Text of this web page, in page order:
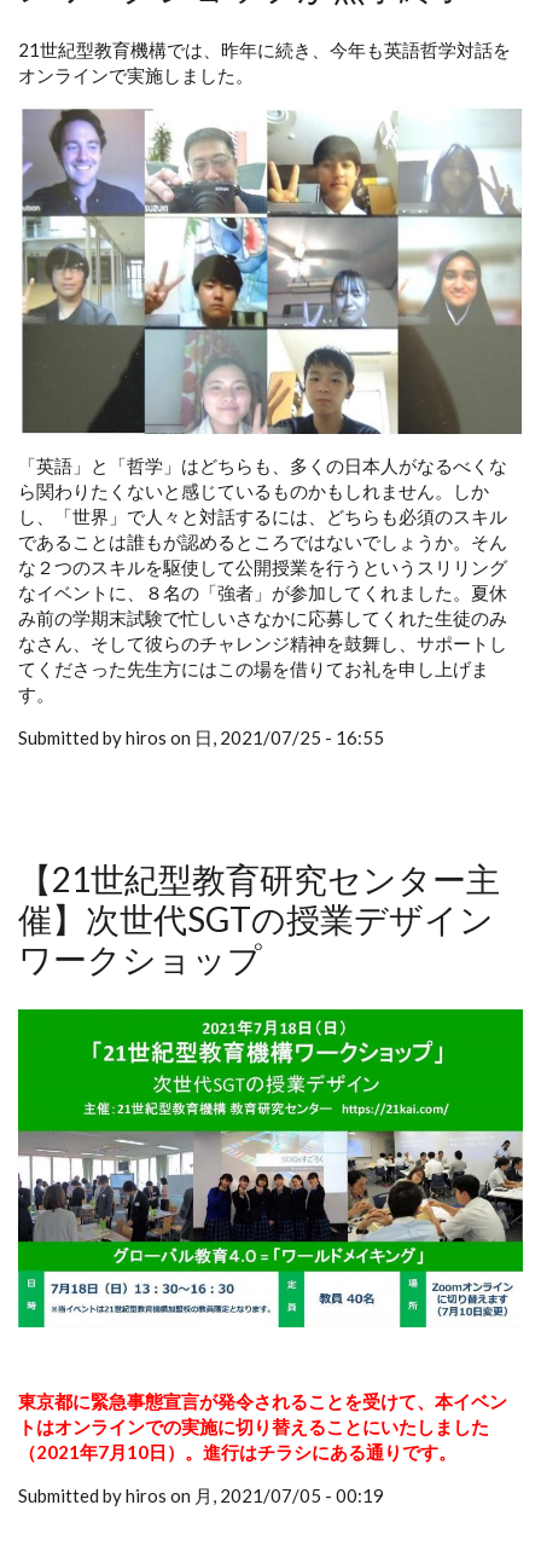
21世紀型教育機構では、昨年に続き、今年も英語哲学対話を
オンラインで実施しました。
「英語」と「哲学」はどちらも、多くの日本人がなるべくな
ら関わりたくないと感じているものかもしれません。しか
し、「世界」で人々と対話するには、どちらも必須のスキル
であることは誰もが認めるところではないでしょうか。そん
な２つのスキルを駆使して公開授業を行うというスリリング
なイベントに、８名の「強者」が参加してくれました。夏休
み前の学期末試験で忙しいさなかに応募してくれた生徒のみ
なさん、そして彼らのチャレンジ精神を鼓舞し、サポートし
てくださった先生方にはこの場を借りてお礼を申し上げま
す。
Submitted by hiros on 日, 2021/07/25 - 16:55
【21世紀型教育研究センター主
催】次世代SGTの授業デザイン
ワークショップ
東京都に緊急事態宣言が発令されることを受けて、本イベン
トはオンラインでの実施に切り替えることにいたしました
（2021年7月10日）。進行はチラシにある通りです。
Submitted by hiros on 月, 2021/07/05 - 00:19